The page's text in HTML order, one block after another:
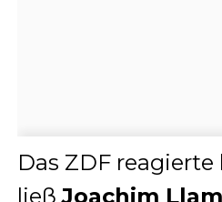
Das ZDF
ließJoachim